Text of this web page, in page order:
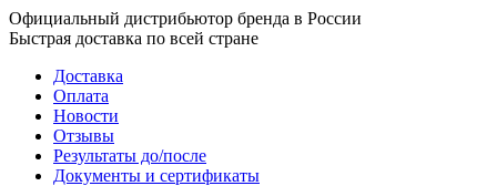
Официальный дистрибьютор бренда в России
Быстрая доставка по всей стране
Доставка
Оплата
Новости
Отзывы
Результаты до/после
Документы и сертификаты